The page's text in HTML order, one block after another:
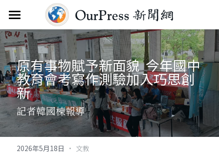
首頁
新聞雲
分類
焦點新聞
觀點評析
文教新聞
關於
服務
聯繫
搜索
原有事物賦予新面貌  今年國中
教育會考寫作測驗加入巧思創
新
記者韓國棟報導
2026年5月18日 · 文教